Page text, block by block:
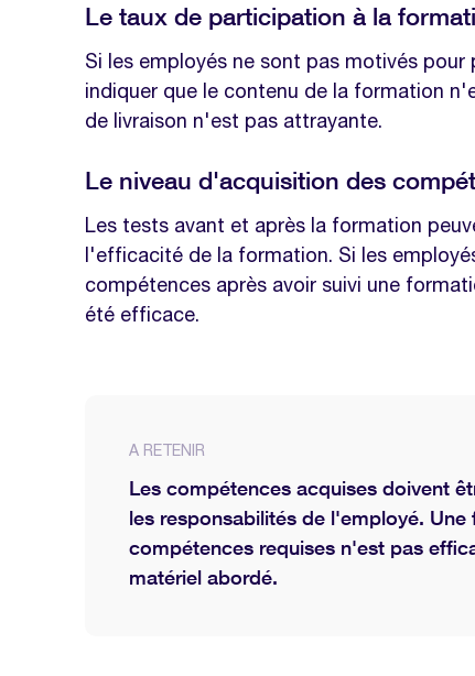
L'impact sur les résultats de
Le niveau de satisfaction des
Le taux de rotation du personnel
FAQ
Quels sont les principaux
de formation ?
Comment adapter un
résultats ?
Comment puis-je mesurer le taux
Quels facteurs peuvent affecter
formation ?
Nos modèles à télécharger sur la
Le taux de participation à la
Si les employés ne sont pas motivés
indiquer que le contenu de la formation
de livraison n'est pas attrayante.
Le niveau d'acquisition des
Les tests avant et après la formation
l'efficacité de la formation. Si les
compétences après avoir suivi une
été efficace.
A RETENIR
Les compétences acquises doivent
les responsabilités de l'employé.
compétences requises n'est pas
matériel abordé.